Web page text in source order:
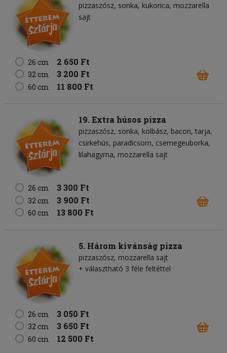
pizzaszósz sonka kukorica mozzarella
sajt
26 cm 2 650 Ft
32 cm 3 200 Ft
60 cm 11 800 Ft
19. Extra húsos pizza
pizzaszósz sonka kolbász bacon tarja
csirkehús paradicsom csemegeuborka
lilahagyma mozzarella sajt
26 cm 3 300 Ft
32 cm 3 900 Ft
60 cm 13 800 Ft
5. Három kívánság pizza
pizzaszósz mozzarella sajt
+ választható 3 féle feltéttel
26 cm 3 050 Ft
32 cm 3 650 Ft
60 cm 12 500 Ft